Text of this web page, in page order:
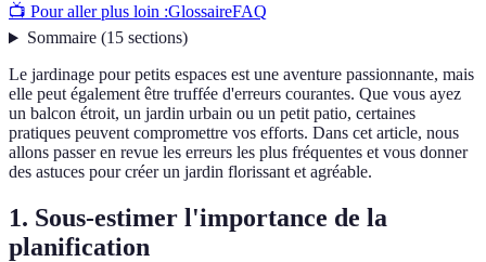
📺 Pour aller plus loin :GlossaireFAQ
Sommaire(15 sections)
Le jardinage pour petits espaces est une aventure passionnante, mais
elle peut également être truffée d'erreurs courantes. Que vous ayez
un balcon étroit, un jardin urbain ou un petit patio, certaines
pratiques peuvent compromettre vos efforts. Dans cet article, nous
allons passer en revue les erreurs les plus fréquentes et vous donner
des astuces pour créer un jardin florissant et agréable.
1. Sous-estimer l'importance de la
planification